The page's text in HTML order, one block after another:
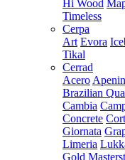
Hi Wood
Timeless
Cerpa
Art Evora
Tikal
Cerrad
Acero
Brazilian
Cambia
Concrete
Giornata
Limeria
Gold